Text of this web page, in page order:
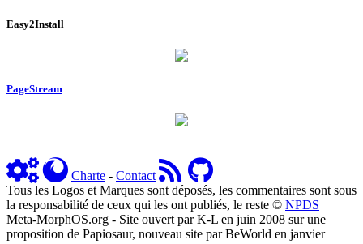
Easy2Install
PageStream
Charte - Contact
Tous les Logos et Marques sont déposés, les commentaires sont sous
la responsabilité de ceux qui les ont publiés, le reste © NPDS
Meta-MorphOS.org - Site ouvert par K-L en juin 2008 sur une
proposition de Papiosaur, nouveau site par BeWorld en janvier